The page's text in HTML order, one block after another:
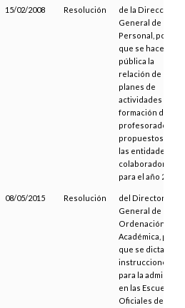
15/02/2008 Resolución
de la Dirección
General de
Personal, por la
que se hace
pública la
relación de los
planes de
actividades de
formación del
profesorado,
propuestos por
las entidades
colaboradoras
para el año 2008
08/05/2015 Resolución
del Director
General de
Ordenación
Académica, por la
que se dictan
instrucciones
para la admisión
en las Escuelas
Oficiales de